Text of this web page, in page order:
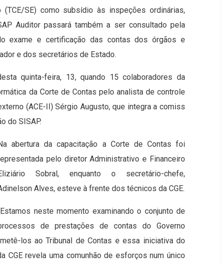
SE) como subsídio às inspeções ordinárias,
Auditor passará também a ser consultado pela
exame e certificação das contas dos órgãos e
e dos secretários de Estado.
quinta-feira, 13, quando 15 colaboradores da
da Corte de Contas pelo analista de controle
(ACE-II) Sérgio Augusto, que integra a comiss
do SISAP.
abertura da capacitação a Corte de Contas foi
pelo diretor Administrativo e Financeiro
Sobral, enquanto o secretário-chefe,
Alves, esteve à frente dos técnicos da CGE.
neste momento examinando o conjunto de
de prestações de contas do Governo
los ao Tribunal de Contas e essa iniciativa do
revela uma comunhão de esforços num único